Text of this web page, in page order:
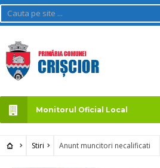
Monitorul Oficial Local
Stiri Anunt muncitori necalificati